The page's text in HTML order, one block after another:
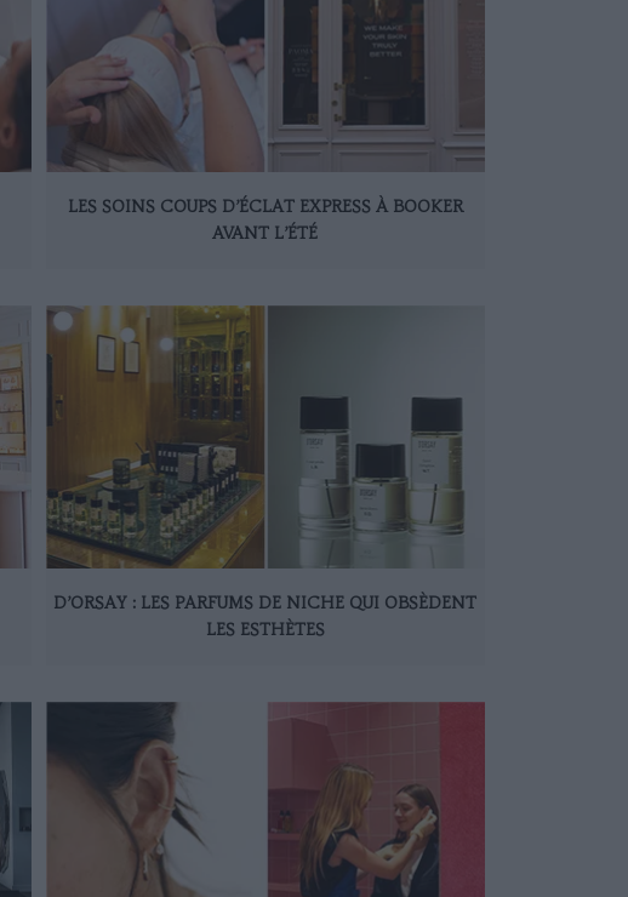
LES SOINS COUPS D’ÉCLAT EXPRESS À BOOKER
AVANT L’ÉTÉ
D’ORSAY : LES PARFUMS DE NICHE QUI OBSÈDENT
LES ESTHÈTES